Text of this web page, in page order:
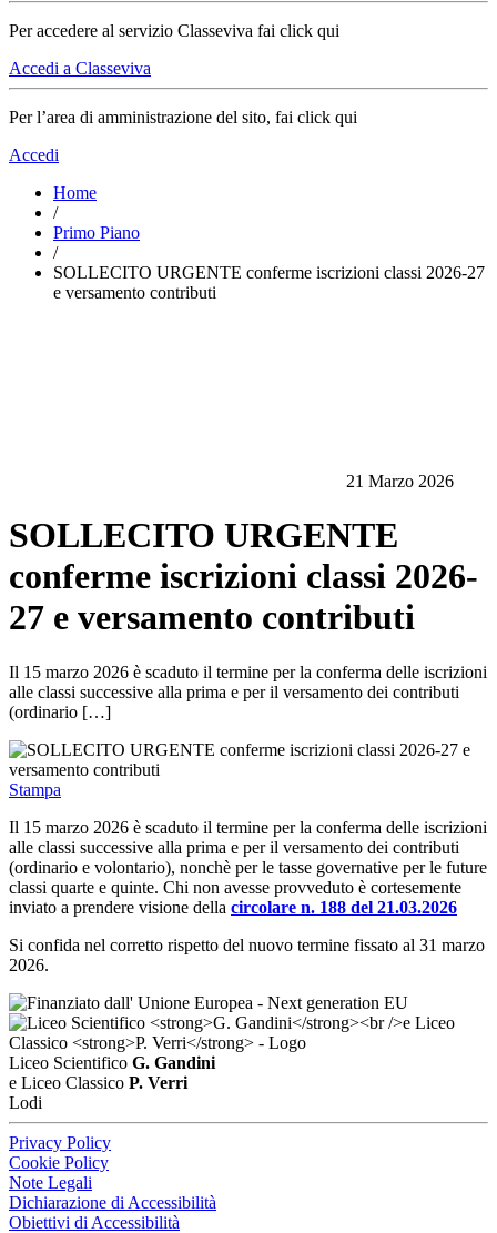
Per accedere al servizio Classeviva fai click qui
Accedi a Classeviva
Per l’area di amministrazione del sito, fai click qui
Accedi
Home
/
Primo Piano
/
SOLLECITO URGENTE conferme iscrizioni classi 2026-27
e versamento contributi
21 Marzo 2026
SOLLECITO URGENTE
conferme iscrizioni classi 2026-
27 e versamento contributi
Il 15 marzo 2026 è scaduto il termine per la conferma delle iscrizioni
alle classi successive alla prima e per il versamento dei contributi
(ordinario […]
Stampa
Il 15 marzo 2026 è scaduto il termine per la conferma delle iscrizioni
alle classi successive alla prima e per il versamento dei contributi
(ordinario e volontario), nonchè per le tasse governative per le future
classi quarte e quinte. Chi non avesse provveduto è cortesemente
inviato a prendere visione della circolare n. 188 del 21.03.2026
Si confida nel corretto rispetto del nuovo termine fissato al 31 marzo
2026.
Liceo Scientifico G. Gandini
e Liceo Classico P. Verri
Lodi
Privacy Policy
Cookie Policy
Note Legali
Dichiarazione di Accessibilità
Obiettivi di Accessibilità